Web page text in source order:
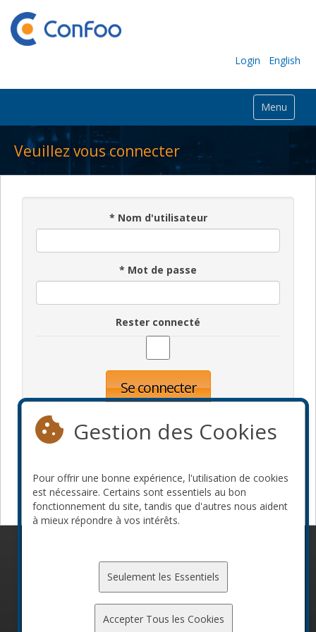
Login English
Menu
Veuillez vous connecter
* Nom d'utilisateur
* Mot de passe
Rester connecté
Se connecter
Devenir commanditaire
Gestion des Cookies
Pour offrir une bonne expérience, l'utilisation de cookies
est nécessaire. Certains sont essentiels au bon
fonctionnement du site, tandis que d'autres nous aident
à mieux répondre à vos intérêts.
Seulement les Essentiels
Accepter Tous les Cookies